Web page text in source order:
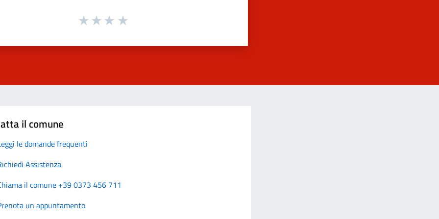
il comune
le domande frequenti
Assistenza
il comune +39 0373 456 711
un appuntamento